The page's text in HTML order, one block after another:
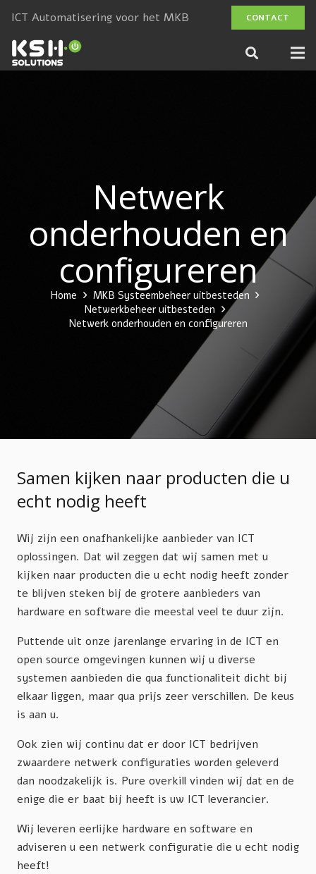
ICT Automatisering voor het MKB CONTACT
Netwerk
onderhouden en
configureren
Home
MKB Systeembeheer uitbesteden
Netwerkbeheer uitbesteden
Netwerk onderhouden en configureren
Samen kijken naar producten die u
echt nodig heeft
Wij zijn een onafhankelijke aanbieder van ICT
oplossingen. Dat wil zeggen dat wij samen met u
kijken naar producten die u echt nodig heeft zonder
te blijven steken bij de grotere aanbieders van
hardware en software die meestal veel te duur zijn.
Puttende uit onze jarenlange ervaring in de ICT en
open source omgevingen kunnen wij u diverse
systemen aanbieden die qua functionaliteit dicht bij
elkaar liggen, maar qua prijs zeer verschillen. De keus
is aan u.
Ook zien wij continu dat er door ICT bedrijven
zwaardere netwerk configuraties worden geleverd
dan noodzakelijk is. Pure overkill vinden wij dat en de
enige die er baat bij heeft is uw ICT leverancier.
Wij leveren eerlijke hardware en software en
adviseren u een netwerk configuratie die u echt nodig
heeft!